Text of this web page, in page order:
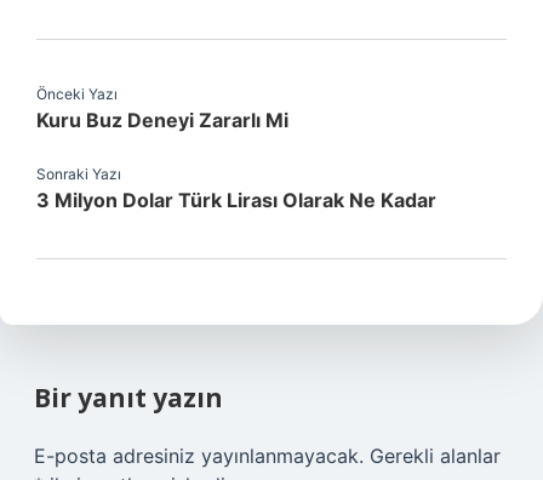
Önceki Yazı
Kuru Buz Deneyi Zararlı Mi
Sonraki Yazı
3 Milyon Dolar Türk Lirası Olarak Ne Kadar
Bir yanıt yazın
E-posta adresiniz yayınlanmayacak. Gerekli alanlar